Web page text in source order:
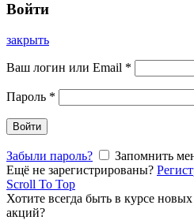
Войти
закрыть
Ваш логин или Email *
Пароль *
Войти
Забыли пароль?
Запомнить
Ещё не зарегистрированы?
Scroll To Top
Хотите всегда быть в курсе
акций?